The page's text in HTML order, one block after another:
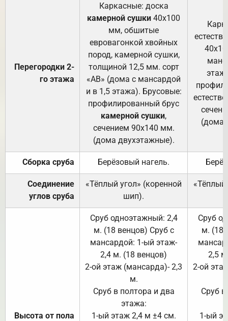
Перегородки 2-
го этажа
Каркасные: доска
камерной сушки 40х100
мм, обшитые
евровагонкой хвойных
пород, камерной сушки,
толщиной 12,5 мм. сорт
«АВ» (дома с мансардой
и в 1,5 этажа). Брусовые:
профилированный брус
камерной сушки,
сечением 90х140 мм.
(дома двухэтажные).
(дома
Сборка сруба Берёзовый нагель.
Соединение
углов сруба
«Тёплый угол» (коренной
шип).
«Тёплый
Высота от пола
Сруб одноэтажный: 2,4
м. (18 венцов) Сруб с
мансардой: 1-ый этаж-
2,4 м. (18 венцов)
2-ой этаж (мансарда)- 2,3
м.
Сруб в полтора и два
этажа:
1-ый этаж 2,4 м ±4 см.
Сруб
м. (18
2,5
2-ой
Сруб
1-ый